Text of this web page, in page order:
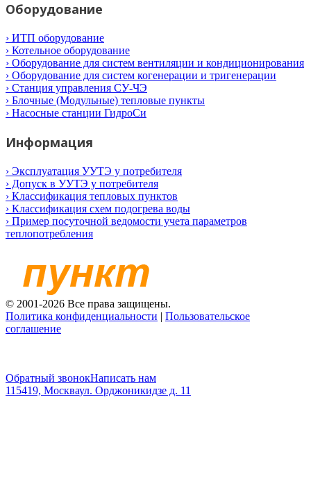
Оборудование
› ИТП оборудование
› Котельное оборудование
› Оборудование для систем вентиляции и кондиционирования
› Оборудование для систем когенерации и тригенерации
› Станция управления СУ-ЧЭ
› Блочные (Модульные) тепловые пункты
› Насосные станции ГидроСи
Информация
› Эксплуатация УУТЭ у потребителя
› Допуск в УУТЭ у потребителя
› Классификация тепловых пунктов
› Классификация схем подогрева воды
› Пример посуточной ведомости учета параметров
теплопотребления
© 2001-2026 Все права защищены.
Политика конфиденциальности | Пользовательское
соглашение
Обратный звонокНаписать нам
115419, Москваул. Орджоникидзе д. 11